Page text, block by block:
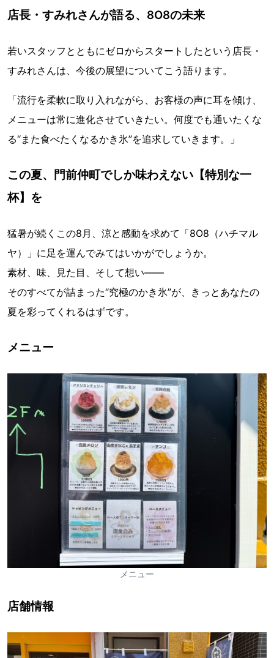
店長・すみれさんが語る、8O8の未来
若いスタッフとともにゼロからスタートしたという店長・
すみれさんは、今後の展望についてこう語ります。
「流行を柔軟に取り入れながら、お客様の声に耳を傾け、
メニューは常に進化させていきたい。何度でも通いたくな
る“また食べたくなるかき氷”を追求していきます。」
この夏、門前仲町でしか味わえない【特別な一
杯】を
猛暑が続くこの8月、涼と感動を求めて「8O8（ハチマル
ヤ）」に足を運んでみてはいかがでしょうか。
素材、味、見た目、そして想い——
そのすべてが詰まった“究極のかき氷”が、きっとあなたの
夏を彩ってくれるはずです。
メニュー
メニュー
店舗情報